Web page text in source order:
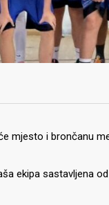
mjesto i brončanu
ekipa sastavljena